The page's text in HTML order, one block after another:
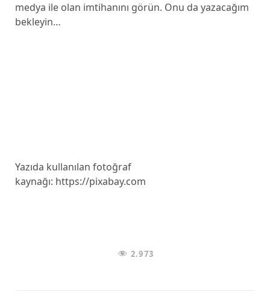
medya ile olan imtihanını görün. Onu da yazacağım
bekleyin…
Yazıda kullanılan fotoğraf
kaynağı: https://pixabay.com
2.973